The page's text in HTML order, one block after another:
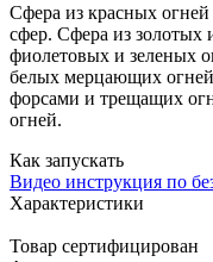
Сфера из красных
сфер. Сфера из золотых
фиолетовых и зеленых
белых мерцающих
форсами и трещащих
огней.
Как запускать
Видео инструкция по
Характеристики
Товар сертифицирован